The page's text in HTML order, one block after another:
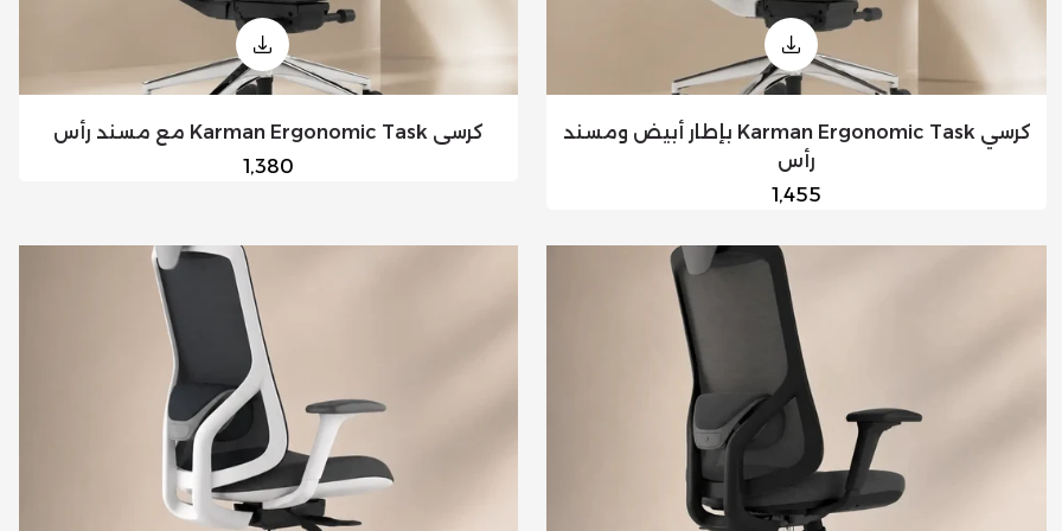
كرسي Karman Ergonomic Task بإطار أبيض ومسند
رأس
السعر
1,455
كرسي Karman Ergonomic Task مع مسند رأس
السعر
1,380